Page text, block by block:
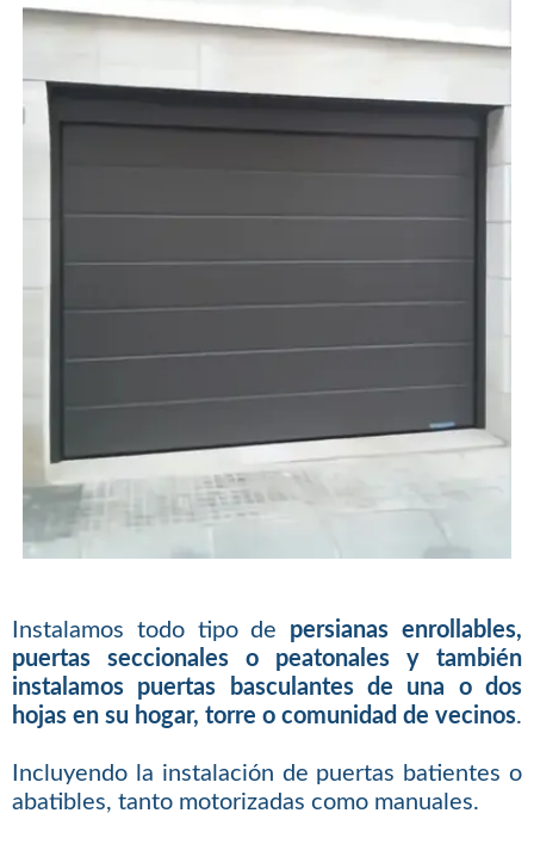
Instalamos todo tipo de persianas enrollables,
puertas seccionales o peatonales y también
instalamos puertas basculantes de una o dos
hojas en su hogar, torre o comunidad de vecinos.
Incluyendo la instalación de puertas batientes o
abatibles, tanto motorizadas como manuales.